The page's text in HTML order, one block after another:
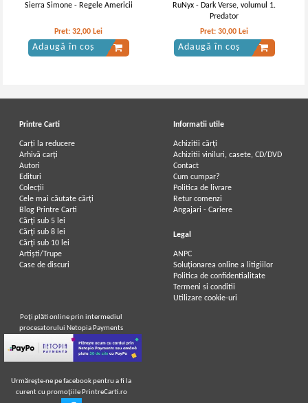
Sierra Simone - Regele Americii
Pret:32,00 Lei
Adaugă în coș
RuNyx - Dark Verse, volumul 1.
Predator
Pret:30,00 Lei
Adaugă în coș
Printre Carti
Carți la reducere
Arhivă carți
Autori
Edituri
Colecții
Cele mai căutate cărți
Blog Printre Carti
Cărţi sub 5 lei
Cărţi sub 8 lei
Cărţi sub 10 lei
Artiști/Trupe
Case de discuri
Informatii utile
Achizitii cărți
Achizitii viniluri, casete, CD/DVD
Contact
Cum cumpar?
Politica de livrare
Retur comenzi
Angajari - Cariere
Legal
ANPC
Soluționarea online a litigiilor
Politica de confidentialitate
Termeni si conditii
Utilizare cookie-uri
Poţi plăti online prin intermediul
procesatorului Netopia Payments
Urmăreşte-ne pe facebook pentru a fi la
curent cu promoţiile PrintreCarti.ro